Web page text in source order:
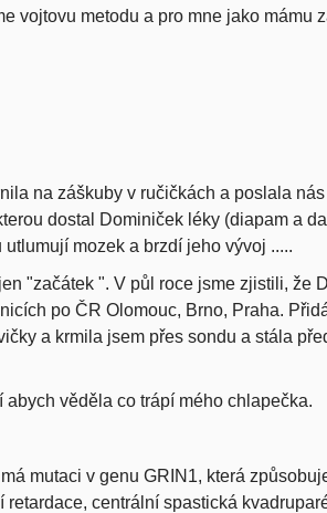
vojtovu metodu a pro mne jako mámu
na záškuby v ručičkách a poslala nás
dostal Dominiček léky (diapam a
mozek a brzdí jeho vývoj .....
"začátek ". V půl roce jsme zjistili, že
po ČR Olomouc, Brno, Praha.
a krmila jsem přes sondu a stála
věděla co trápí mého chlapečka.
mutaci v genu GRIN1, která
centrální spastická